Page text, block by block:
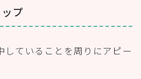
プ
していることを周りにアピー